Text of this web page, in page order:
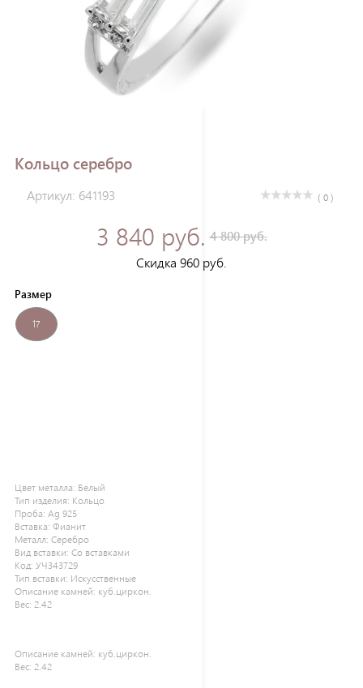
Кольцо серебро
Артикул: 641193 ( 0 )
3 840 руб. 4 800 руб.
Скидка 960 руб.
Размер
17
Цвет металла: Белый
Тип изделия: Кольцо
Проба: Ag 925
Вставка: Фианит
Металл: Серебро
Вид вставки: Со вставками
Код: УЧ343729
Тип вставки: Искусственные
Описание камней: куб.циркон.
Вес: 2.42
Описание камней: куб.циркон.
Вес: 2.42
Зарегистрироваться